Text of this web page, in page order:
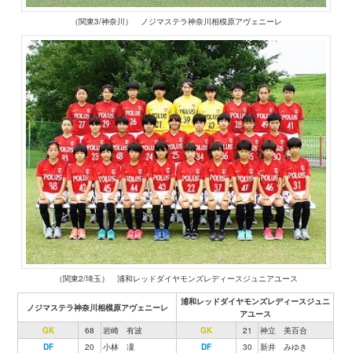
（関東3/神奈川） ノジマステラ神奈川相模原アヴェニーレ
（関東2/埼玉） 浦和レッドダイヤモンズレディースジュニアユース
ノジマステラ神奈川相模原アヴェニーレ
浦和レッドダイヤモンズレディースジュニ
アユース
GK
68 岩崎 有波 GK 21
神立 美百合
DF
20 小林 凜 DF 30
新井 みゆき